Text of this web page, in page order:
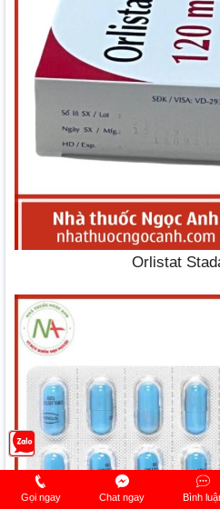
Orlistat
Gọi ngay Chat ngay Bình